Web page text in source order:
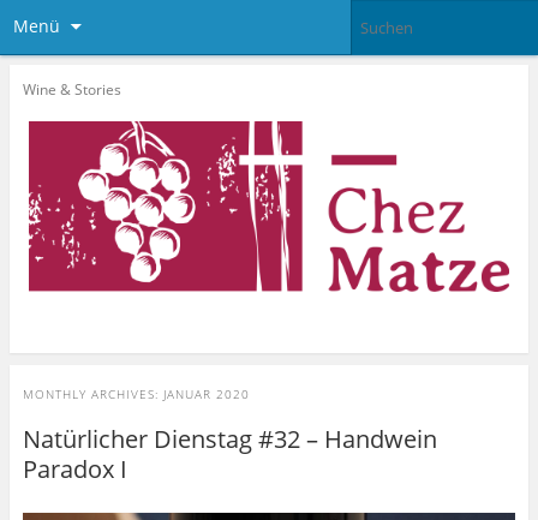
Menü
Wine & Stories
MONTHLY ARCHIVES: JANUAR 2020
Natürlicher Dienstag #32 – Handwein
Paradox I